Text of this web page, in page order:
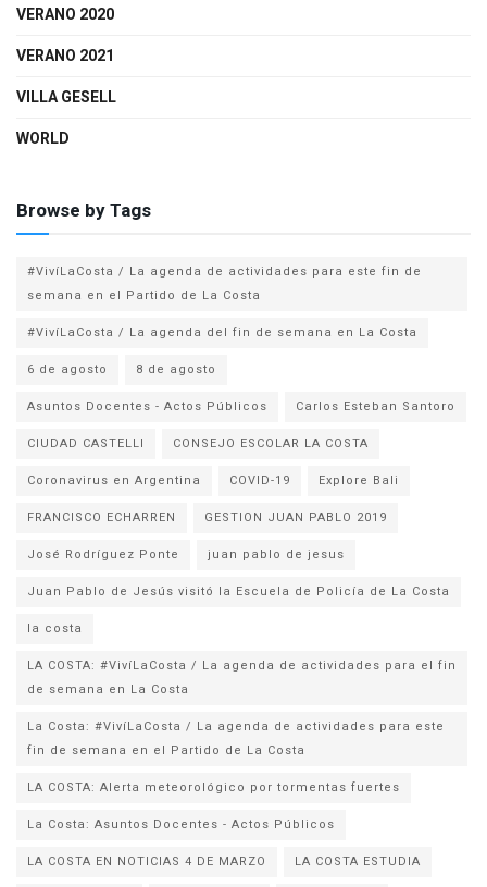
VERANO 2020
VERANO 2021
VILLA GESELL
WORLD
Browse by Tags
#VivíLaCosta / La agenda de actividades para este fin de
semana en el Partido de La Costa
#VivíLaCosta / La agenda del fin de semana en La Costa
6 de agosto
8 de agosto
Asuntos Docentes - Actos Públicos
Carlos Esteban Santoro
CIUDAD CASTELLI
CONSEJO ESCOLAR LA COSTA
Coronavirus en Argentina
COVID-19
Explore Bali
FRANCISCO ECHARREN
GESTION JUAN PABLO 2019
José Rodríguez Ponte
juan pablo de jesus
la costa
LA COSTA: #VivíLaCosta / La agenda de actividades para el fin
de semana en La Costa
La Costa: #VivíLaCosta / La agenda de actividades para este
fin de semana en el Partido de La Costa
LA COSTA: Alerta meteorológico por tormentas fuertes
La Costa: Asuntos Docentes - Actos Públicos
LA COSTA EN NOTICIAS 4 DE MARZO
LA COSTA ESTUDIA